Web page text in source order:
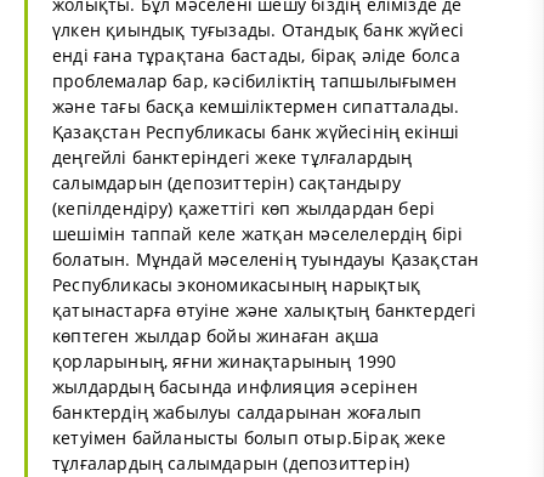
үлкен қиындық туғызады. Отандық банк жүйесі
енді ғана тұрақтана бастады, бірақ әліде болса
проблемалар бар, кәсібиліктің тапшылығымен
және тағы басқа кемшіліктермен сипатталады.
Қазақстан Республикасы банк жүйесінің екінші
деңгейлі банктеріндегі жеке тұлғалардың
салымдарын (депозиттерін) сақтандыру
(кепілдендіру) қажеттігі көп жылдардан бері
шешімін таппай келе жатқан мәселелердің бірі
болатын. Мұндай мәселенің туындауы Қазақстан
Республикасы экономикасының нарықтық
қатынастарға өтуіне және халықтың банктердегі
көптеген жылдар бойы жинаған ақша
қорларының, яғни жинақтарының 1990
жылдардың басында инфлияция әсерінен
банктердің жабылуы салдарынан жоғалып
кетуімен байланысты болып отыр.Бірақ жеке
тұлғалардың салымдарын (депозиттерін)